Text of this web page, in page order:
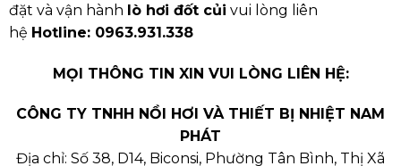
đặt và vận hành lò hơi đốt củi vui lòng liên
hệ Hotline: 0963.931.338
MỌI THÔNG TIN XIN VUI LÒNG LIÊN HỆ:
CÔNG TY TNHH NỒI HƠI VÀ THIẾT BỊ NHIỆT NAM
PHÁT
Địa chỉ: Số 38, D14, Biconsi, Phường Tân Bình, Thị Xã